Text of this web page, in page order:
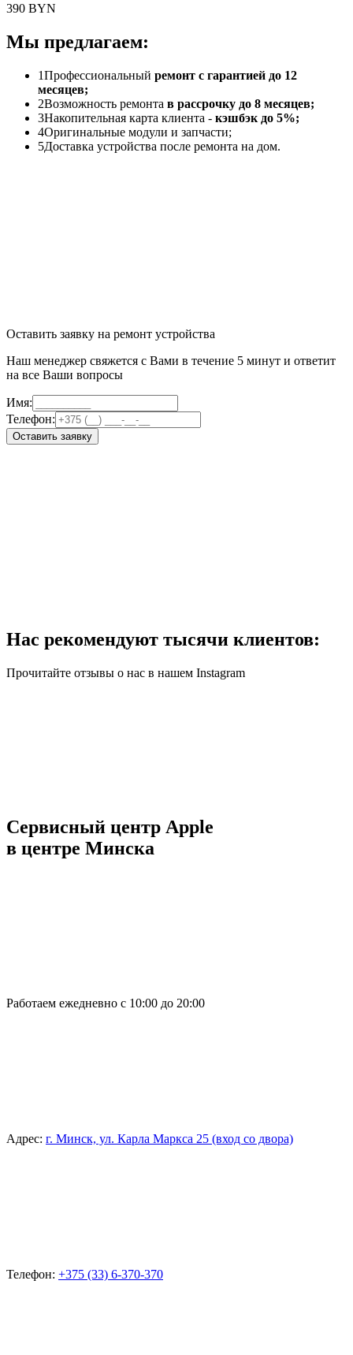
390 BYN
Мы предлагаем:
1Профессиональный ремонт с гарантией до 12
месяцев;
2Возможность ремонта в рассрочку до 8 месяцев;
3Накопительная карта клиента - кэшбэк до 5%;
4Оригинальные модули и запчасти;
5Доставка устройства после ремонта на дом.
Оставить заявку на ремонт устройства
Наш менеджер свяжется с Вами в течение 5 минут и ответит
на все Ваши вопросы
Имя:
Телефон:
Оставить заявку
Нас рекомендуют тысячи клиентов:
Прочитайте отзывы о нас в нашем Instagram
Сервисный центр Apple
в центре Минска
Работаем ежедневно с 10:00 до 20:00
Адрес: г. Минск, ул. Карла Маркса 25 (вход со двора)
Телефон: +375 (33) 6-370-370